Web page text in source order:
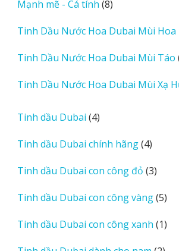
Mạnh mẽ - Cá tính 88
phẩm
Tinh Dầu Nước Hoa Dubai Mùi
Tinh Dầu Nước Hoa Dubai Mùi Táo
Tinh Dầu Nước Hoa Dubai Mùi Xạ
Tinh dầu Dubai 44
phẩm
Tinh dầu Dubai chính hãng 44
phẩm
Tinh dầu Dubai con công đỏ 33
phẩm
Tinh dầu Dubai con công vàng 55
Tinh dầu Dubai con công xanh 11